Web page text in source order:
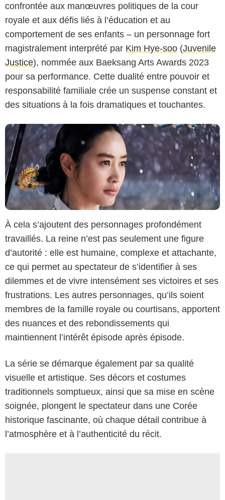
confrontée aux manœuvres politiques de la cour
royale et aux défis liés à l’éducation et au
comportement de ses enfants – un personnage fort
magistralement interprété par Kim Hye-soo (Juvenile
Justice), nommée aux Baeksang Arts Awards 2023
pour sa performance. Cette dualité entre pouvoir et
responsabilité familiale crée un suspense constant et
des situations à la fois dramatiques et touchantes.
À cela s’ajoutent des personnages profondément
travaillés. La reine n’est pas seulement une figure
d’autorité : elle est humaine, complexe et attachante,
ce qui permet au spectateur de s’identifier à ses
dilemmes et de vivre intensément ses victoires et ses
frustrations. Les autres personnages, qu’ils soient
membres de la famille royale ou courtisans, apportent
des nuances et des rebondissements qui
maintiennent l’intérêt épisode après épisode.
La série se démarque également par sa qualité
visuelle et artistique. Ses décors et costumes
traditionnels somptueux, ainsi que sa mise en scène
soignée, plongent le spectateur dans une Corée
historique fascinante, où chaque détail contribue à
l’atmosphère et à l’authenticité du récit.